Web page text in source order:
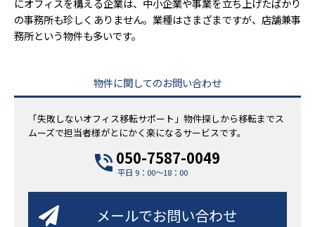
にオフィスを構える企業は、中小企業や事業を立ち上げたばかり
の事務所も珍しくありません。業種はさまざまですが、店舗兼事
務所という物件も多いです。
物件に関してのお問い合わせ
「失敗しないオフィス移転サポート」物件探しから移転までス
ムーズで担当者様がとにかく楽になるサービスです。
050-7587-0049
平日 9：00～18：00
メールでお問い合わせ